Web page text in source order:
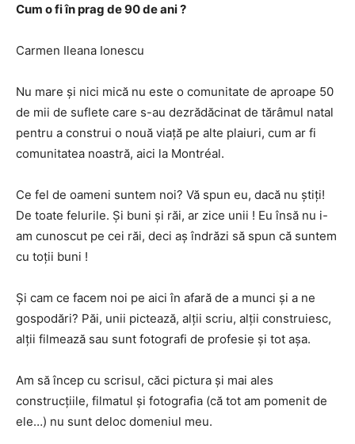
Cum o fi în prag de 90 de ani ?
Carmen Ileana Ionescu
Nu mare și nici mică nu este o comunitate de aproape 50
de mii de suflete care s-au dezrădăcinat de tărâmul natal
pentru a construi o nouă viață pe alte plaiuri, cum ar fi
comunitatea noastră, aici la Montréal.
Ce fel de oameni suntem noi? Vă spun eu, dacă nu știți!
De toate felurile. Și buni și răi, ar zice unii ! Eu însă nu i-
am cunoscut pe cei răi, deci aș îndrăzi să spun că suntem
cu toții buni !
Și cam ce facem noi pe aici în afară de a munci și a ne
gospodări? Păi, unii pictează, alții scriu, alții construiesc,
alții filmează sau sunt fotografi de profesie și tot așa.
Am să încep cu scrisul, căci pictura și mai ales
construcțiile, filmatul și fotografia (că tot am pomenit de
ele…) nu sunt deloc domeniul meu.